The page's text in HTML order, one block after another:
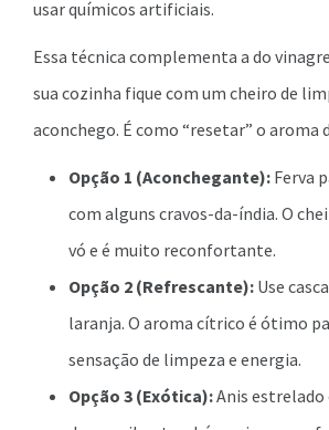
usar químicos artificiais.
Essa técnica complementa a do
sua cozinha fique com um cheiro de
aconchego. É como “resetar” o aroma
Opção 1 (Aconchegante): Ferva
com alguns cravos-da-índia. O
vó e é muito reconfortante.
Opção 2 (Refrescante): Use
laranja. O aroma cítrico é ótimo
sensação de limpeza e energia.
Opção 3 (Exótica):Anis estrelado